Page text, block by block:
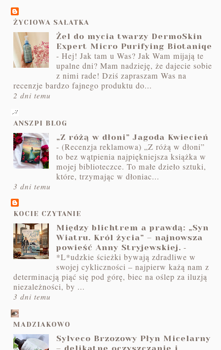
ŻYCIOWA SAŁATKA
Żel do mycia twarzy DermoSkin
Expert Micro Purifying Biotaniqe
-Hej! Jak tam u Was? Jak Wam mijają te
upalne dni? Mam nadzieję, że dajecie sobie
z nimi rade! Dziś zapraszam Was na
recenzje bardzo fajnego produktu do...
2 dni temu
ANSZPI BLOG
„Z różą w dłoni” Jagoda Kwiecień
-(Recenzja reklamowa) „Z różą w dłoni”
to bez wątpienia najpiękniejsza książka w
mojej biblioteczce. To małe dzieło sztuki,
które, trzymając w dłoniac...
3 dni temu
KOCIE CZYTANIE
Między blichtrem a prawdą: „Syn
Wiatru. Król życia” – najnowsza
powieść Anny Stryjewskiej. -
*L*udzkie ścieżki bywają zdradliwe w
swojej cykliczności – najpierw każą nam z
determinacją piąć się pod górę, biec na oślep za iluzją
niezależności, by ...
3 dni temu
MADZIAKOWO
Sylveco Brzozowy Płyn Micelarny